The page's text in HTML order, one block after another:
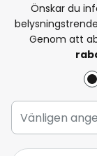
Önskar du
Genom att